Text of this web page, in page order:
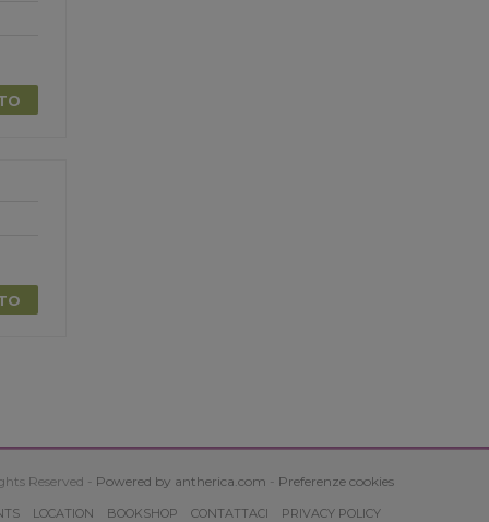
Reserved - Powered by antherica.com - Preferenze cookies
LOCATION BOOKSHOP CONTATTACI PRIVACY POLICY